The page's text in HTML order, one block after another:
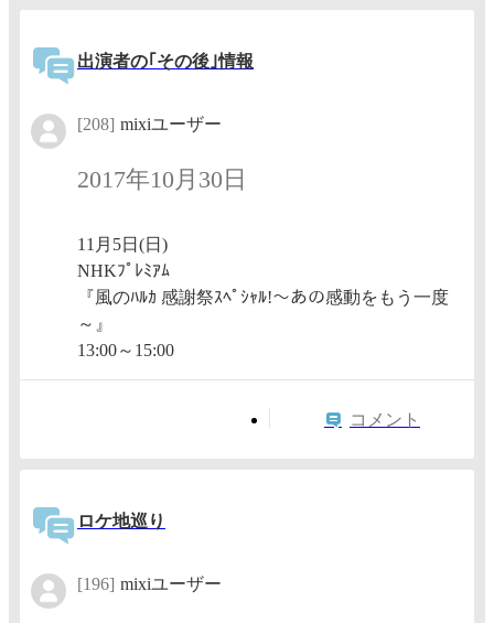
出演者の｢その後｣情報
[208] mixiユーザー
2017年10月30日
11月5日(日)
NHKﾌﾟﾚﾐｱﾑ
『風のﾊﾙｶ 感謝祭ｽﾍﾟｼｬﾙ!～あの感動をもう一度
～』
13:00～15:00
コメント
ロケ地巡り
[196] mixiユーザー